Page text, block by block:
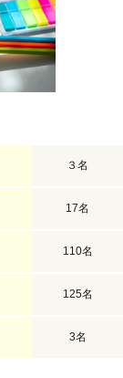
３名
17名
110名
125名
3名